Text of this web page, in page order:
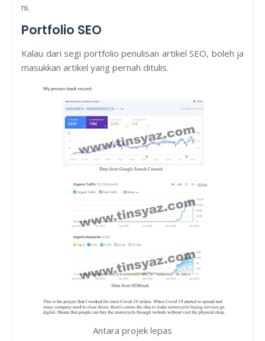
ni.
Portfolio SEO
Kalau dari segi portfolio penulisan artikel SEO, boleh ja
masukkan artikel yang pernah ditulis.
Antara projek lepas